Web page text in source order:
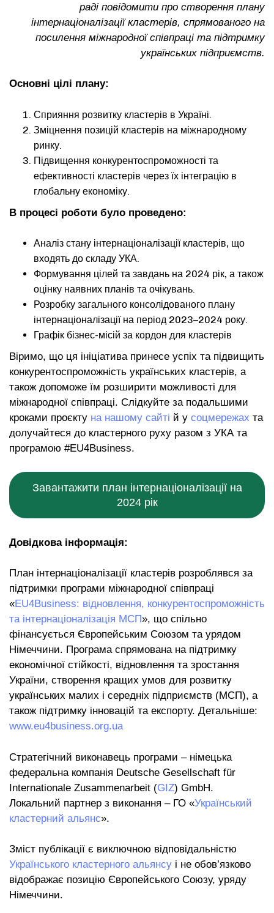
раді повідомити про створення плану
інтернаціоналізації кластерів, спрямованого на
посилення міжнародної співпраці та підтримку
українських підприємств.
Основні цілі плану:
Сприяння розвитку кластерів в Україні.
Зміцнення позицій кластерів на міжнародному
ринку.
Підвищення конкурентоспроможності та
ефективності кластерів через їх інтеграцію в
глобальну економіку.
В процесі роботи було проведено:
Аналіз стану інтернаціоналізації кластерів, що
входять до складу УКА.
Формування цілей та завдань на 2024 рік, а також
оцінку наявних планів та очікувань.
Розробку загального консолідованого плану
інтернаціоналізації на період 2023–2024 року.
Графік бізнес-місій за кордон для кластерів
Віримо, що ця ініціатива принесе успіх та підвищить
конкурентоспроможність українських кластерів, а
також допоможе їм розширити можливості для
міжнародної співпраці. Слідкуйте за подальшими
кроками проєкту на нашому сайті й у соцмережах та
долучайтеся до кластерного руху разом з УКА та
програмою #EU4Business.
Завантажити план інтернаціоналізації на
2024 рік
Довідкова інформація:
План інтернаціоналізації кластерів розроблявся за
підтримки програми міжнародної співпраці
«EU4Business: відновлення, конкурентоспроможність
та інтернаціоналізація МСП», що спільно
фінансується Європейським Союзом та урядом
Німеччини. Програма спрямована на підтримку
економічної стійкості, відновлення та зростання
України, створення кращих умов для розвитку
українських малих і середніх підприємств (МСП), а
також підтримку інновацій та експорту. Детальніше:
www.eu4business.org.ua
Стратегічний виконавець програми – німецька
федеральна компанія Deutsche Gesellschaft für
Internationale Zusammenarbeit (GIZ) GmbH.
Локальний партнер з виконання – ГО «Український
кластерний альянс».
Зміст публікації є виключною відповідальністю
Українського кластерного альянсу і не обов’язково
відображає позицію Європейського Союзу, уряду
Німеччини.